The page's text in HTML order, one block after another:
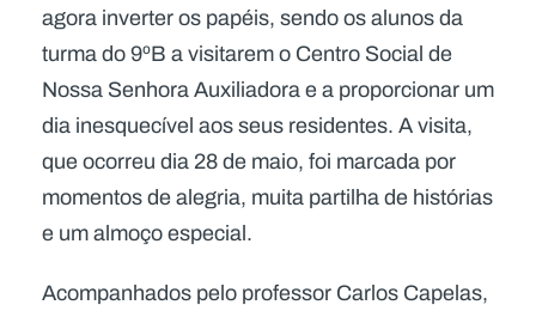
agora inverter os papéis, sendo os alunos da
turma do 9ºB a visitarem o Centro Social de
Nossa Senhora Auxiliadora e a proporcionar um
dia inesquecível aos seus residentes. A visita,
que ocorreu dia 28 de maio, foi marcada por
momentos de alegria, muita partilha de histórias
e um almoço especial.
Acompanhados pelo professor Carlos Capelas,